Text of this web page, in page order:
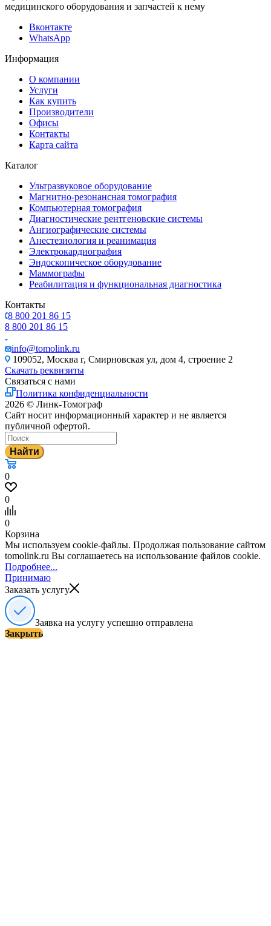
медицинского оборудования и запчастей к нему
Вконтакте
WhatsApp
Информация
О компании
Услуги
Как купить
Производители
Офисы
Контакты
Карта сайта
Каталог
Ультразвуковое оборудование
Магнитно-резонансная томография
Компьютерная томография
Диагностические рентгеновские системы
Ангиографические системы
Анестезиология и реанимация
Электрокардиография
Эндоскопическое оборудование
Маммографы
Реабилитация и функциональная диагностика
Контакты
8 800 201 86 15
8 800 201 86 15
info@tomolink.ru
109052, Москва г, Смирновская ул, дом 4, строение 2
Скачать реквизиты
Связаться с нами
Политика конфиденциальности
2026 © Линк-Томограф
Сайт носит информационный характер и не является
публичной офертой.
Найти
0
0
0
Корзина
Мы используем cookie-файлы. Продолжая пользование сайтом
tomolink.ru Вы соглашаетесь на использование файлов cookie.
Подробнее...
Принимаю
Заказать услугу
Заявка на услугу успешно отправлена
Закрыть